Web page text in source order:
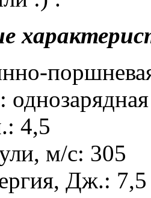
однозарядная
4,5
м/с: 305
Дж.: 7,5